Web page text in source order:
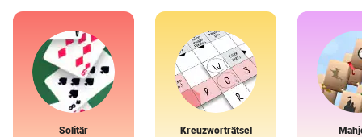
Solitär Kreuzworträtsel